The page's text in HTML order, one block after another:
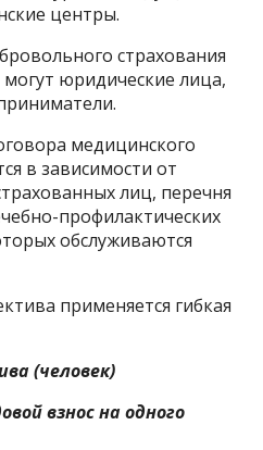
центры.
страхования
юридические лица,
медицинского
в зависимости от
лиц, перечня
профилактических
обслуживаются
применяется гибкая
(человек)
взнос на одного